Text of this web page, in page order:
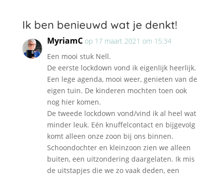
Ik ben benieuwd wat je denkt!
MyriamC op 17 maart 2021 om 15:34
Een mooi stuk Nell.
De eerste lockdown vond ik eigenlijk heerlijk.
Een lege agenda, mooi weer, genieten van de
eigen tuin. De kinderen mochten toen ook
nog hier komen.
De tweede lockdown vond/vind ik al heel wat
minder leuk. Eén knuffelcontact en bijgevolg
komt alleen onze zoon bij ons binnen.
Schoondochter en kleinzoon zien we alleen
buiten, een uitzondering daargelaten. Ik mis
de uitstapjes die we zo vaak deden, een